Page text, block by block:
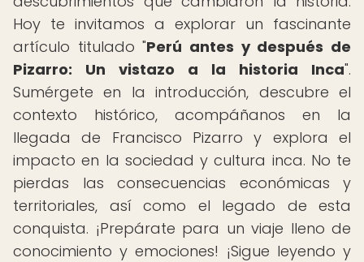
Hoy te invitamos a explorar un fascinante
artículo titulado "Perú antes y después de
Pizarro: Un vistazo a la historia Inca".
Sumérgete en la introducción, descubre el
contexto histórico, acompáñanos en la
llegada de Francisco Pizarro y explora el
impacto en la sociedad y cultura inca. No te
pierdas las consecuencias económicas y
territoriales, así como el legado de esta
conquista. ¡Prepárate para un viaje lleno de
conocimiento y emociones! ¡Sigue leyendo y